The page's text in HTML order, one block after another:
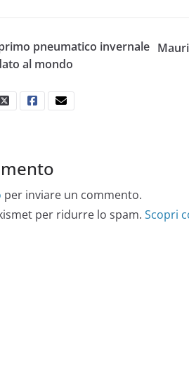
pneumatico invernale
al mondo
per inviare un commento.
per ridurre lo spam. Scopri